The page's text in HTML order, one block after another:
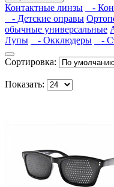
Контактные линзы -
- Детские оправы
обычные универсальные
Лупы
- Окклюдеры -
Сортировка:
Показать: